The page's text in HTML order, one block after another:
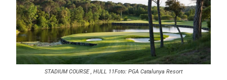
STADIUM COURSE , HULL 11Foto: PGA Catalunya Resort